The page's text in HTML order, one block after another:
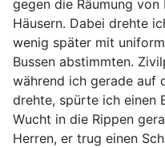
gegen die Räumung
Häusern. Dabei drehte
wenig später mit
Bussen abstimmten.
während ich gerade auf
drehte, spürte ich einen
Wucht in die Rippen
Herren, er trug einen